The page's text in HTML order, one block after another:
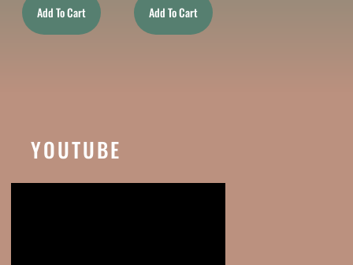
Add To Cart Add To Cart
YOUTUBE